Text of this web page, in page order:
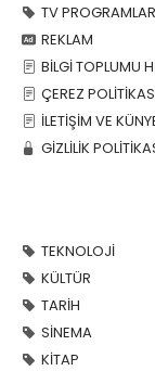
TV
REKLAM
BİLGİ TOPLUMU
ÇEREZ
İLETİŞİM VE
GİZLİLİK
TEKNOLOJİ
KÜLTÜR
TARİH
SİNEMA
KİTAP